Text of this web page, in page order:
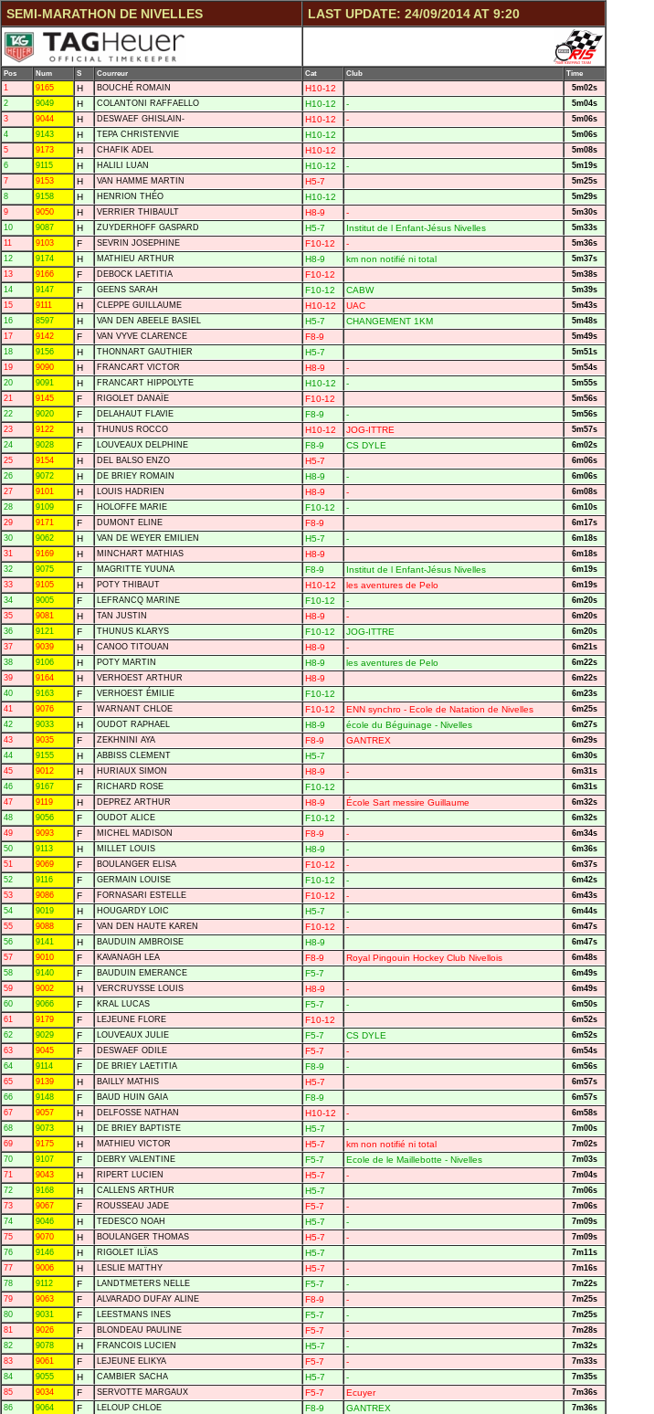
SEMI-MARATHON DE NIVELLES LAST UPDATE: 24/09/2014 AT 9:20
Pos Num S Courreur Cat Club Time
1 9165 H BOUCHÉ ROMAIN H10-12
5m02s
2
9049 H COLANTONI RAFFAELLO H10-12 -
5m04s
3
9044 H DESWAEF GHISLAIN- H10-12 -
5m06s
4
9143 H TEPA CHRISTENVIE H10-12
5m06s
5
9173 H CHAFIK ADEL H10-12
5m08s
6
9115 H HALILI LUAN H10-12 -
5m19s
7
9153 H VAN HAMME MARTIN H5-7
5m25s
8
9158 H HENRION THÉO H10-12
5m29s
9
9050 H VERRIER THIBAULT H8-9 -
5m30s
10
9087 H ZUYDERHOFF GASPARD H5-7 Institut de l Enfant-Jésus Nivelles
5m33s
11
9103 F SEVRIN JOSEPHINE F10-12 -
5m36s
12
9174 H MATHIEU ARTHUR H8-9 km non notifié ni total
5m37s
13
9166 F DEBOCK LAETITIA F10-12
5m38s
14
9147 F GEENS SARAH F10-12 CABW
5m39s
15
9111 H CLEPPE GUILLAUME H10-12 UAC
5m43s
16
8597 H VAN DEN ABEELE BASIEL H5-7 CHANGEMENT 1KM
5m48s
17
9142 F VAN VYVE CLARENCE F8-9
5m49s
18
9156 H THONNART GAUTHIER H5-7
5m51s
19
9090 H FRANCART VICTOR H8-9 -
5m54s
20
9091 H FRANCART HIPPOLYTE H10-12 -
5m55s
21
9145 F RIGOLET DANAÏE F10-12
5m56s
22
9020 F DELAHAUT FLAVIE F8-9 -
5m56s
23
9122 H THUNUS ROCCO H10-12 JOG-ITTRE
5m57s
24
9028 F LOUVEAUX DELPHINE F8-9 CS DYLE
6m02s
25
9154 H DEL BALSO ENZO H5-7
6m06s
26
9072 H DE BRIEY ROMAIN H8-9 -
6m06s
27
9101 H LOUIS HADRIEN H8-9 -
6m08s
28
9109 F HOLOFFE MARIE F10-12 -
6m10s
29
9171 F DUMONT ELINE F8-9
6m17s
30
9062 H VAN DE WEYER EMILIEN H5-7 -
6m18s
31
9169 H MINCHART MATHIAS H8-9
6m18s
32
9075 F MAGRITTE YUUNA F8-9 Institut de l Enfant-Jésus Nivelles
6m19s
33
9105 H POTY THIBAUT H10-12 les aventures de Pelo
6m19s
34
9005 F LEFRANCQ MARINE F10-12 -
6m20s
35
9081 H TAN JUSTIN H8-9 -
6m20s
36
9121 F THUNUS KLARYS F10-12 JOG-ITTRE
6m20s
37
9039 H CANOO TITOUAN H8-9 -
6m21s
38
9106 H POTY MARTIN H8-9 les aventures de Pelo
6m22s
39
9164 H VERHOEST ARTHUR H8-9
6m22s
40
9163 F VERHOEST ÉMILIE F10-12
6m23s
41
9076 F WARNANT CHLOE F10-12 ENN synchro - Ecole de Natation de Nivelles
6m25s
42
9033 H OUDOT RAPHAEL H8-9 école du Béguinage - Nivelles
6m27s
43
9035 F ZEKHNINI AYA F8-9 GANTREX
6m29s
44
9155 H ABBISS CLEMENT H5-7
6m30s
45
9012 H HURIAUX SIMON H8-9 -
6m31s
46
9167 F RICHARD ROSE F10-12
6m31s
47
9119 H DEPREZ ARTHUR H8-9 École Sart messire Guillaume
6m32s
48
9056 F OUDOT ALICE F10-12 -
6m32s
49
9093 F MICHEL MADISON F8-9 -
6m34s
50
9113 H MILLET LOUIS H8-9 -
6m36s
51
9069 F BOULANGER ELISA F10-12 -
6m37s
52
9116 F GERMAIN LOUISE F10-12 -
6m42s
53
9086 F FORNASARI ESTELLE F10-12 -
6m43s
54
9019 H HOUGARDY LOIC H5-7 -
6m44s
55
9088 F VAN DEN HAUTE KAREN F10-12 -
6m47s
56
9141 H BAUDUIN AMBROISE H8-9
6m47s
57
9010 F KAVANAGH LEA F8-9 Royal Pingouin Hockey Club Nivellois
6m48s
58
9140 F BAUDUIN EMERANCE F5-7
6m49s
59
9002 H VERCRUYSSE LOUIS H8-9 -
6m49s
60
9066 F KRAL LUCAS F5-7 -
6m50s
61
9179 F LEJEUNE FLORE F10-12
6m52s
62
9029 F LOUVEAUX JULIE F5-7 CS DYLE
6m52s
63
9045 F DESWAEF ODILE F5-7 -
6m54s
64
9114 F DE BRIEY LAETITIA F8-9 -
6m56s
65
9139 H BAILLY MATHIS H5-7
6m57s
66
9148 F BAUD HUIN GAIA F8-9
6m57s
67
9057 H DELFOSSE NATHAN H10-12 -
6m58s
68
9073 H DE BRIEY BAPTISTE H5-7 -
7m00s
69
9175 H MATHIEU VICTOR H5-7 km non notifié ni total
7m02s
70
9107 F DEBRY VALENTINE F5-7 Ecole de le Maillebotte - Nivelles
7m03s
71
9043 H RIPERT LUCIEN H5-7 -
7m04s
72
9168 H CALLENS ARTHUR H5-7
7m06s
73
9067 F ROUSSEAU JADE F5-7 -
7m06s
74
9046 H TEDESCO NOAH H5-7 -
7m09s
75
9070 H BOULANGER THOMAS H5-7 -
7m09s
76
9146 H RIGOLET ILÏAS H5-7
7m11s
77
9006 H LESLIE MATTHY H5-7 -
7m16s
78
9112 F LANDTMETERS NELLE F5-7 -
7m22s
79
9063 F ALVARADO DUFAY ALINE F8-9 -
7m25s
80
9031 F LEESTMANS INES F5-7 -
7m25s
81
9026 F BLONDEAU PAULINE F5-7 -
7m28s
82
9078 H FRANCOIS LUCIEN H5-7 -
7m32s
83
9061 F LEJEUNE ELIKYA F5-7 -
7m33s
84
9055 H CAMBIER SACHA H5-7 -
7m35s
85
9034 F SERVOTTE MARGAUX F5-7 Ecuyer
7m36s
86
9064 F LELOUP CHLOE F8-9 GANTREX
7m36s